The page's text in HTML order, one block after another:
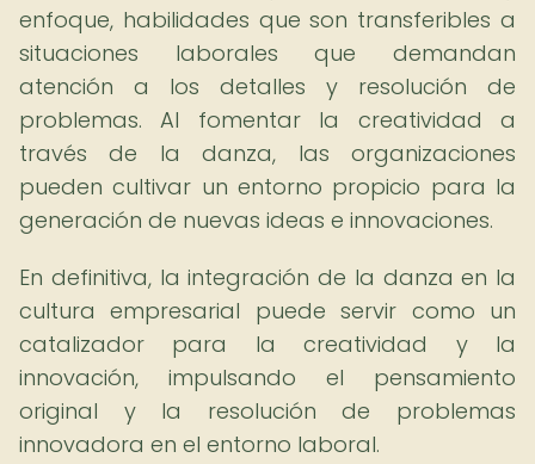
enfoque, habilidades que son transferibles a
situaciones laborales que demandan
atención a los detalles y resolución de
problemas. Al fomentar la creatividad a
través de la danza, las organizaciones
pueden cultivar un entorno propicio para la
generación de nuevas ideas e innovaciones.
En definitiva, la integración de la danza en la
cultura empresarial puede servir como un
catalizador para la creatividad y la
innovación, impulsando el pensamiento
original y la resolución de problemas
innovadora en el entorno laboral.